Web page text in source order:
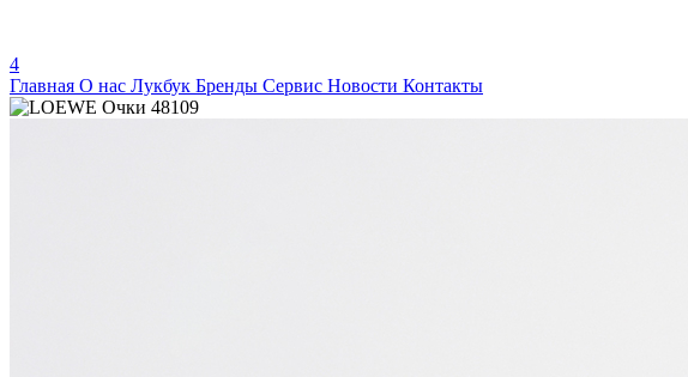
4
Главная О нас Лукбук Бренды Сервис Новости Контакты